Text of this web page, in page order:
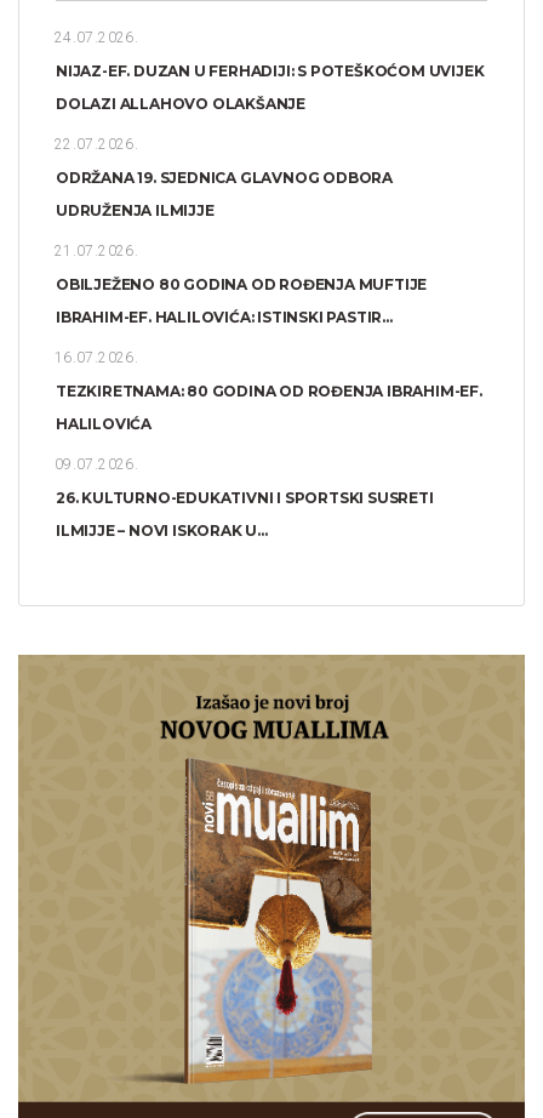
24.07.2026.
NIJAZ-EF. DUZAN U FERHADIJI: S POTEŠKOĆOM UVIJEK
DOLAZI ALLAHOVO OLAKŠANJE
22.07.2026.
ODRŽANA 19. SJEDNICA GLAVNOG ODBORA
UDRUŽENJA ILMIJJE
21.07.2026.
OBILJEŽENO 80 GODINA OD ROĐENJA MUFTIJE
IBRAHIM-EF. HALILOVIĆA: ISTINSKI PASTIR...
16.07.2026.
TEZKIRETNAMA: 80 GODINA OD ROĐENJA IBRAHIM-EF.
HALILOVIĆA
09.07.2026.
26. KULTURNO-EDUKATIVNI I SPORTSKI SUSRETI
ILMIJJE – NOVI ISKORAK U...